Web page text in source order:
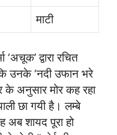
माटी
द्वारा रचित
उनके ‘नदी उफान भरे
के अनुसार मोर कह रहा
छा गयी है। लम्बे
शायद पूरा हो